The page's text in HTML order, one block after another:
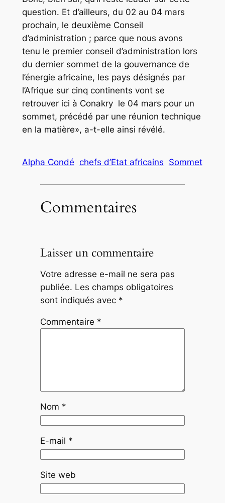
question. Et d’ailleurs, du 02 au 04 mars
prochain, le deuxième Conseil
d’administration ; parce que nous avons
tenu le premier conseil d’administration lors
du dernier sommet de la gouvernance de
l’énergie africaine, les pays désignés par
l’Afrique sur cinq continents vont se
retrouver ici à Conakry le 04 mars pour un
sommet, précédé par une réunion technique
en la matière», a-t-elle ainsi révélé.
Alpha Condé chefs d’Etat africains Sommet
Commentaires
Laisser un commentaire
Votre adresse e-mail ne sera pas
publiée. Les champs obligatoires
sont indiqués avec *
Commentaire *
Nom *
E-mail *
Site web